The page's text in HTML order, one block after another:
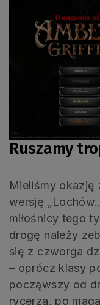
Ruszamy
Mieliśmy okazję
wersję
miłośnicy tego
drogę należy
się z czworga
– oprócz klasy
począwszy od
rycerza, po